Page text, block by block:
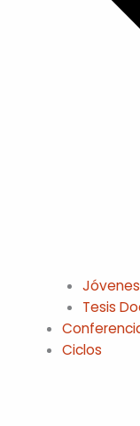
Tesis
Ciclos